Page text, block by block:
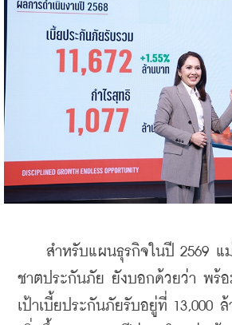
สำหรับแผนธุรกิจในปี 2569 แ
ชาตประกันภัย ยังบอกด้วยว่า พร้อ
เป้าเบี้ยประกันภัยรับอยู่ที่ 13,000